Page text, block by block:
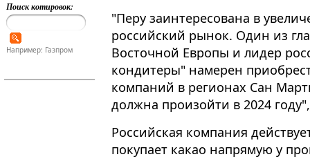
Поиск котировок:
Например: Газпром
"Перу заинтересована в
российский рынок​​​. Один из
Восточной Европы и лидер
кондитеры" намерен
компаний в регионах Сан
должна произойти в 2024
Российская компания
покупает какао напрямую у